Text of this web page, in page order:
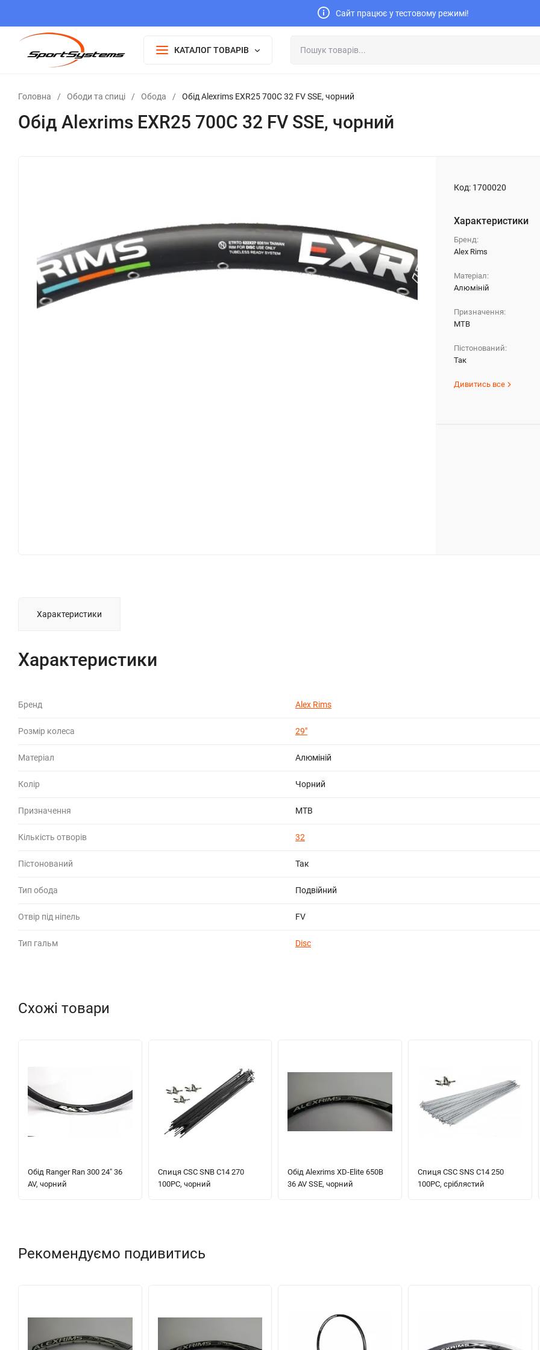
Сайт працює у тестовому режимі!
КАТАЛОГ ТОВАРІВ
Головна / Ободи та спиці / Обода / Обід Alexrims EXR25 700C 32 FV SSE, чорний
Обід Alexrims EXR25 700C 32 FV SSE, чорний
Код: 1700020
Характеристики
Бренд:
Alex Rims
Матеріал:
Алюміній
Призначення:
МТВ
Пістонований:
Так
Дивитись все
Характеристики
Характеристики
Бренд Alex Rims
Розмір колеса 29"
Матеріал Алюміній
Колір Чорний
Призначення МТВ
Кількість отворів 32
Пістонований Так
Тип обода Подвійний
Отвір під ніпель FV
Тип гальм Disc
Схожі товари
Обід Ranger Ran 300 24" 36
AV, чорний
Спиця CSC SNB C14 270
100PC, чорний
Обід Alexrims XD-Elite 650B
36 AV SSE, чорний
Спиця CSC SNS C14 250
100PC, сріблястий
Рекомендуємо подивитись